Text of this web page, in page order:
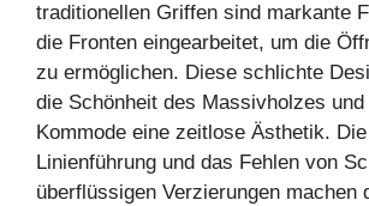
traditionellen Griffen sind markante
die Fronten eingearbeitet, um die
zu ermöglichen. Diese schlichte
die Schönheit des Massivholzes
Kommode eine zeitlose Ästhetik.
Linienführung und das Fehlen von
überflüssigen Verzierungen machen